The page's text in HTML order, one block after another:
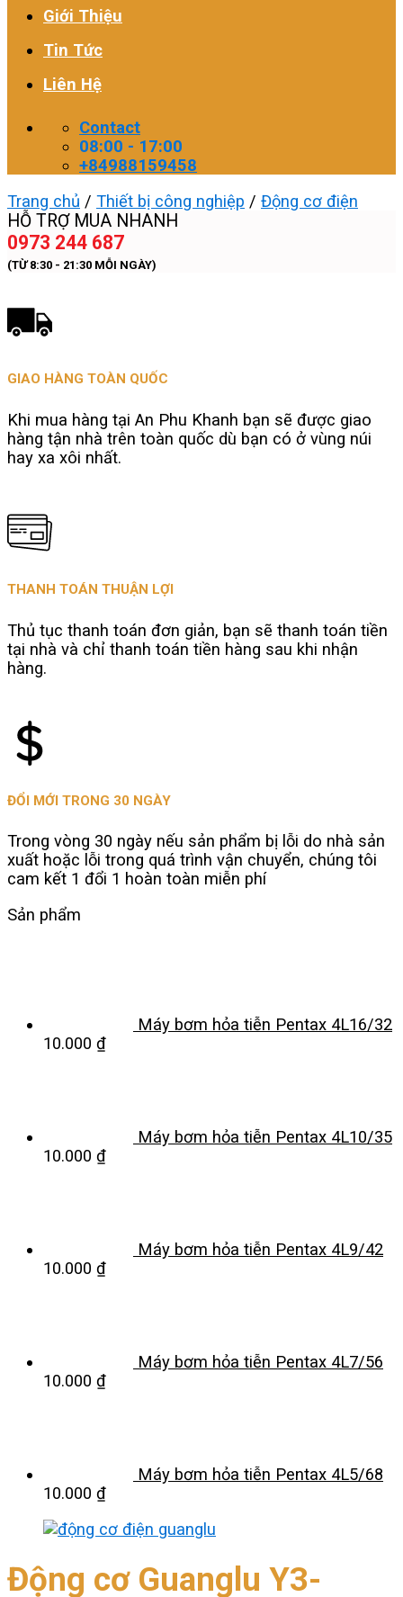
Giới Thiệu
Tin Tức
Liên Hệ
Contact
08:00 - 17:00
+84988159458
Trang chủ / Thiết bị công nghiệp / Động cơ điện
HỖ TRỢ MUA NHANH
0973 244 687
(TỪ 8:30 - 21:30 MỖI NGÀY)
GIAO HÀNG TOÀN QUỐC
Khi mua hàng tại An Phu Khanh bạn sẽ được giao
hàng tận nhà trên toàn quốc dù bạn có ở vùng núi
hay xa xôi nhất.
THANH TOÁN THUẬN LỢI
Thủ tục thanh toán đơn giản, bạn sẽ thanh toán tiền
tại nhà và chỉ thanh toán tiền hàng sau khi nhận
hàng.
ĐỔI MỚI TRONG 30 NGÀY
Trong vòng 30 ngày nếu sản phẩm bị lỗi do nhà sản
xuất hoặc lỗi trong quá trình vận chuyển, chúng tôi
cam kết 1 đổi 1 hoàn toàn miễn phí
Sản phẩm
Máy bơm hỏa tiễn Pentax 4L16/32
10.000 ₫
Máy bơm hỏa tiễn Pentax 4L10/35
10.000 ₫
Máy bơm hỏa tiễn Pentax 4L9/42
10.000 ₫
Máy bơm hỏa tiễn Pentax 4L7/56
10.000 ₫
Máy bơm hỏa tiễn Pentax 4L5/68
10.000 ₫
Động cơ Guanglu Y3-